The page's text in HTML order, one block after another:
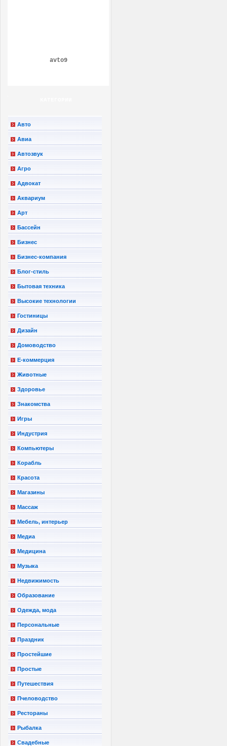
avto9
Авто
Авиа
Автозвук
Агро
Адвокат
Аквариум
Арт
Бассейн
Бизнес
Бизнес-компания
Блог-стиль
Бытовая техника
Высокие технологии
Гостиницы
Дизайн
Домоводство
Е-коммерция
Животные
Здоровье
Знакомства
Игры
Индустрия
Компьютеры
Корабль
Красота
Магазины
Массаж
Мебель, интерьер
Медиа
Медицина
Музыка
Недвижимость
Образование
Одежда, мода
Персональные
Праздник
Простейшие
Простые
Путешествия
Пчеловодство
Рестораны
Рыбалка
Свадебные